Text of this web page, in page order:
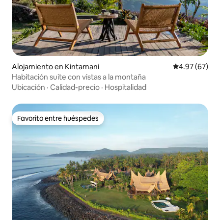
Alojamiento en Kintamani Calificación
4.97 (67)
Habitación suite con vistas a la montaña
Ubicación · Calidad-precio · Hospitalidad
Favorito entre huéspedes
Favorito entre huéspedes